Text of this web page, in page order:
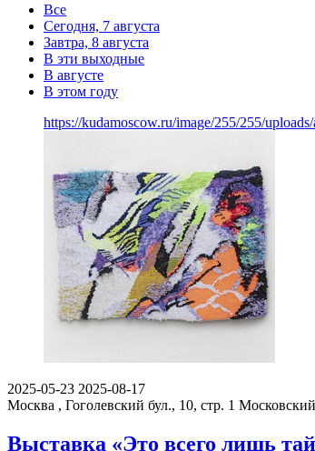
Все
Сегодня, 7 августа
Завтра, 8 августа
В эти выходные
В августе
В этом году
https://kudamoscow.ru/image/255/255/
2025-05-23 2025-08-17
Москва , Гоголевский бул., 10, стр. 1 Московский
Выставка «Это всего лишь